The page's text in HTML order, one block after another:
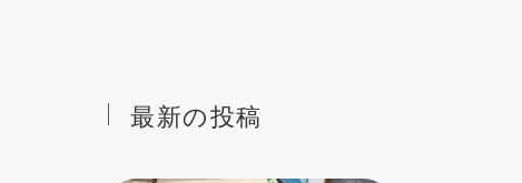
最新の投稿